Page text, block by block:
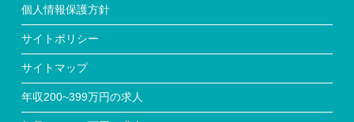
個人情報保護方針
サイトポリシー
サイトマップ
年収200~399万円の求人